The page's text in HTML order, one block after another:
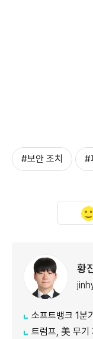
#보안 조치 #
황
소프트뱅크 1분
트럼프, 美 무기 재